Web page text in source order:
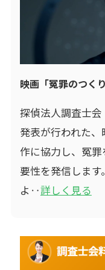
映画「冤罪のつく
探偵法人調査士
発表が行われた
作に協力し、冤
要性を発信しま
よ‥詳しく見る